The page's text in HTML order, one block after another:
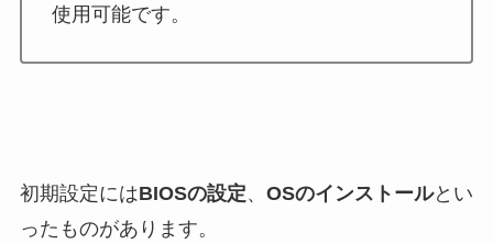
使用可能です。
初期設定にはBIOSの設定、 OSのインストールとい
ったものがあります。